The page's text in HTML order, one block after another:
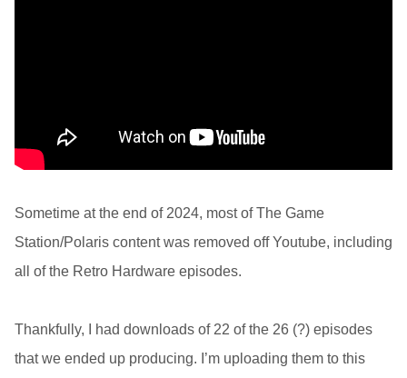
Sometime at the end of 2024, most of The Game
Station/Polaris content was removed off Youtube, including
all of the Retro Hardware episodes.
Thankfully, I had downloads of 22 of the 26 (?) episodes
that we ended up producing. I’m uploading them to this